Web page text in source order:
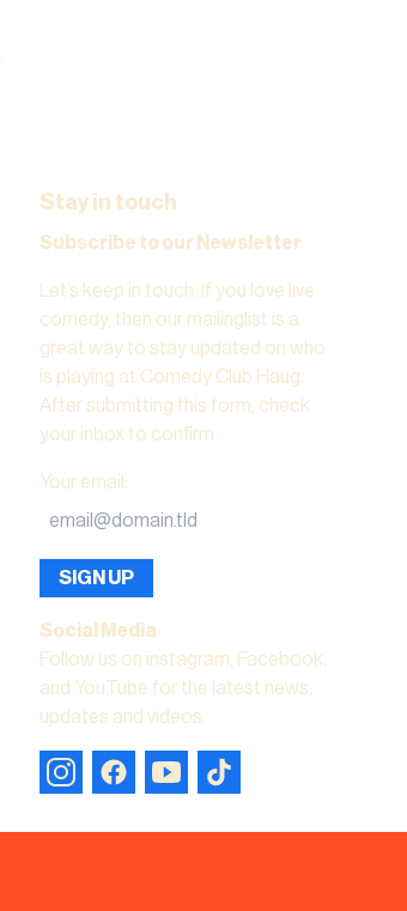
Stay in touch
Subscribe to our Newsletter
Let’s keep in touch. If you love live
comedy, then our mailinglist is a
great way to stay updated on who
is playing at Comedy Club Haug.
After submitting this form, check
your inbox to confirm.
Your email :
SIGN UP
Social Media
Follow us on instagram, Facebook,
and YouTube for the latest news,
updates and videos.